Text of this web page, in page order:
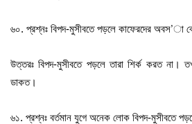
৬০. প্রশ্নঃ বিপদ-মুসীবতে পড়লে কাফেরদের অবস’া
উত্তরঃ বিপদ-মুসীবতে পড়লে তারা শির্ক করত না।
ডাকত।
৬১. প্রশ্নঃ বর্তমান যুগে অনেক লোক বিপদ-মুসীবতে